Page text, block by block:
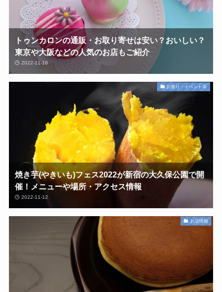
トゥンカロンの通販・お取り寄せは安い？おいしい？
東京や大阪などの人気のお店もご紹介
2022-11-16
お祭り・イベント等
焼き芋(やきいも)フェス2022が新宿の大久保公園で開
催！メニューや場所・アクセス情報
2022-11-12
お店情報